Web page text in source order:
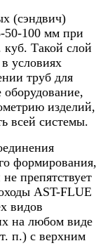
(сэндвич)
50-100 мм при
куб. Такой слой
условиях
труб для
оборудование,
изделий,
всей системы.
формирования,
препятствует
AST-FLUE
видов
на любом виде
п.) с верхним